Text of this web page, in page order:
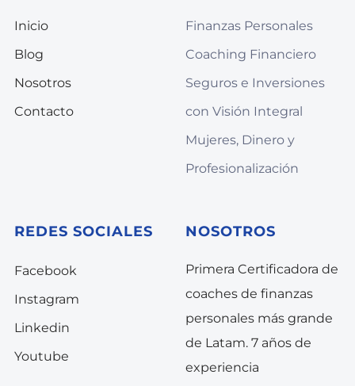
Inicio
Blog
Nosotros
Contacto
Finanzas Personales
Coaching Financiero
Seguros e Inversiones
con Visión Integral
Mujeres, Dinero y
Profesionalización
REDES SOCIALES
Facebook
Instagram
Linkedin
Youtube
NOSOTROS
Primera Certificadora de
coaches de finanzas
personales más grande
de Latam. 7 años de
experiencia